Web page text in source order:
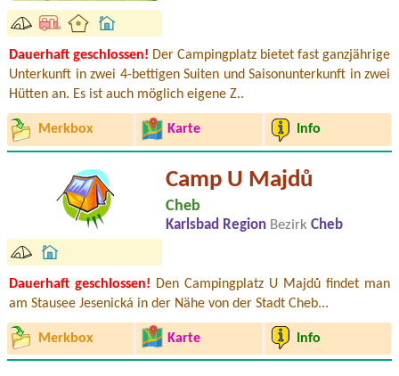
Dauerhaft geschlossen! Der Campingplatz bietet fast ganzjährige
Unterkunft in zwei 4-bettigen Suiten und Saisonunterkunft in zwei
Hütten an. Es ist auch möglich eigene Z..
Merkbox Karte Info
Camp U Majdů
Cheb
Karlsbad Region Bezirk Cheb
Dauerhaft geschlossen! Den Campingplatz U Majdů findet man
am Stausee Jesenická in der Nähe von der Stadt Cheb...
Merkbox Karte Info